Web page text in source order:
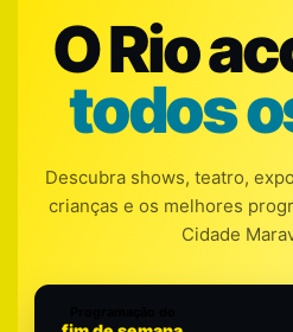
O Rio
todos
Descubra shows, teatro,
crianças e os melhores
Cidade